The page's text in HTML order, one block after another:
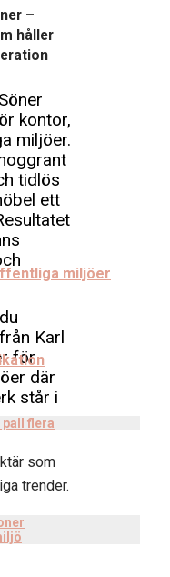
–
håller
kontor,
miljöer.
tidlös
ett
Karl
för
där
står i
som
trender.
miljöer